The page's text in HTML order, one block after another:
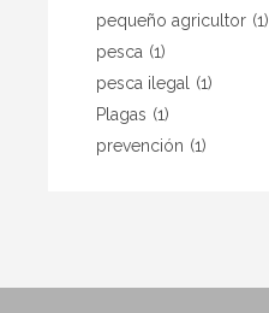
pequeño agricultor (1)
pesca (1)
pesca ilegal
(1)
Plagas (1)
prevención (1)